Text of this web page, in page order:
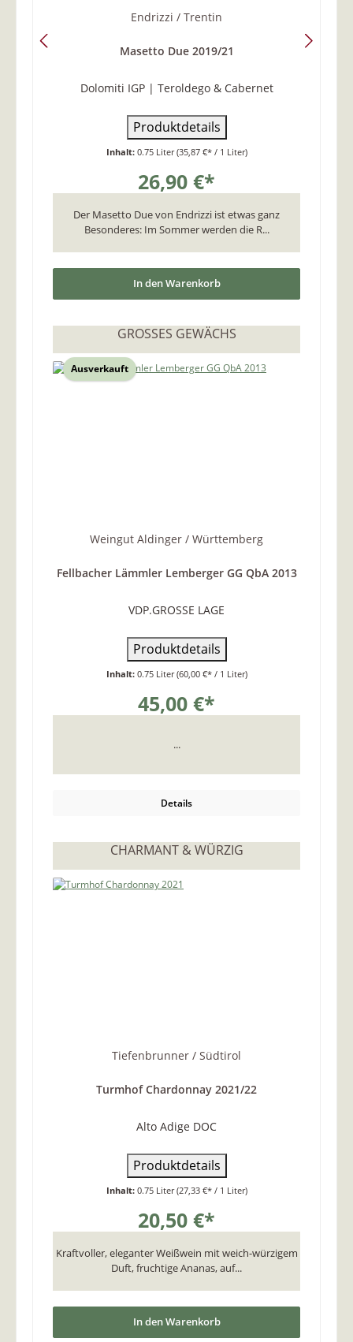
Endrizzi / Trentin
Masetto Due 2019/21
Dolomiti IGP | Teroldego & Cabernet
Produktdetails
Inhalt: 0.75 Liter(35,87 €* / 1 Liter)
26,90 €*
Der Masetto Due von Endrizzi ist etwas ganz
Besonderes: Im Sommer werden die R...
In den Warenkorb
Ausverkauft
GROSSES GEWÄCHS
Weingut Aldinger / Württemberg
Fellbacher Lämmler Lemberger GG QbA 2013
VDP.GROSSE LAGE
Produktdetails
Inhalt: 0.75 Liter(60,00 €* / 1 Liter)
45,00 €*
...
Details
CHARMANT & WÜRZIG
Tiefenbrunner / Südtirol
Turmhof Chardonnay 2021/22
Alto Adige DOC
Produktdetails
Inhalt: 0.75 Liter(27,33 €* / 1 Liter)
20,50 €*
Kraftvoller, eleganter Weißwein mit weich-würzigem
Duft, fruchtige Ananas, auf...
In den Warenkorb